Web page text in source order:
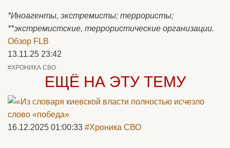
*Иноагенты, экстремисты; террористы;
**экстремистские, террористические организации.
Обзор FLB
13.11.25 23:42
#ХРОНИКА СВО
ЕЩЁ НА ЭТУ ТЕМУ
16.12.2025 01:00:33 #Хроника СВО